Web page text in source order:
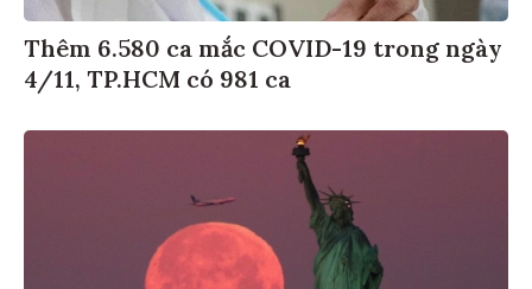
Thêm 6.580 ca mắc COVID-19 trong ngày
4/11, TP.HCM có 981 ca